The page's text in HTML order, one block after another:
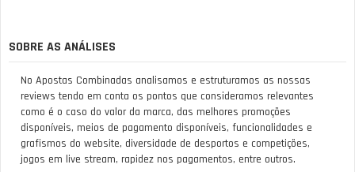
SOBRE AS ANÁLISES
No Apostas Combinadas analisamos e estruturamos as nossas
reviews tendo em conta os pontos que consideramos relevantes
como é o caso do valor da marca, das melhores promoções
disponíveis, meios de pagamento disponíveis, funcionalidades e
grafismos do website, diversidade de desportos e competições,
jogos em live stream, rapidez nos pagamentos, entre outros.